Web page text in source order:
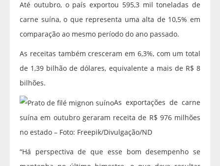
Até outubro, o país exportou 595,3 mil toneladas de
carne suína, o que representa uma alta de 10,5% em
comparação ao mesmo período do ano passado.
As receitas também cresceram em 6,3%, com um total
de 1,39 bilhão de dólares, equivalente a mais de R$ 8
bilhões.
As exportações de carne
suína em outubro geraram receita de R$ 976 milhões
no estado – Foto: Freepik/Divulgação/ND
“Há perspectiva de que esse bom desempenho se